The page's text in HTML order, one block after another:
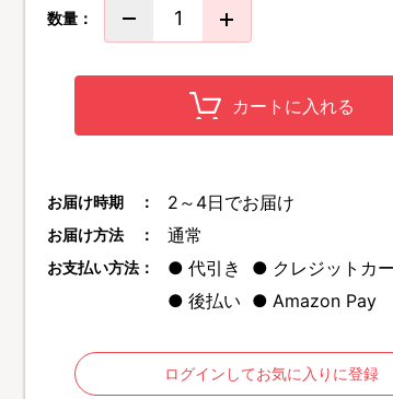
などの気になる部分にポンポンするだけ！
薄毛をカバーしながら、同時にボリューム感アップ
数量：
カートに入れる
お届け時期 ： 2～4日でお届け
お届け方法 ： 通常
お支払い方法： 代引き
クレジットカ
後払い
Amazon Pay
ログインしてお気に入りに登録